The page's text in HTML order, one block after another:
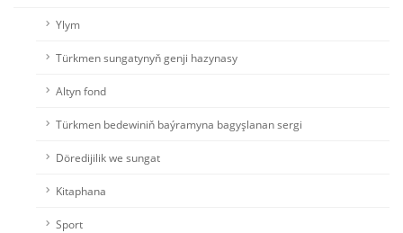
Ylym
Türkmen sungatynyň genji hazynasy
Altyn fond
Türkmen bedewiniň baýramyna bagyşlanan sergi
Döredijilik we sungat
Kitaphana
Sport